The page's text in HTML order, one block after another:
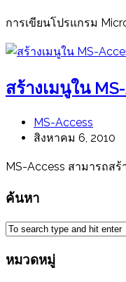
การเขียนโปรแกรม
สร้างเมนูใน
MS-Access
สิงหาคม 6, 2010
MS-Access สามารถสร้
ค้นหา
หมวดหมู่